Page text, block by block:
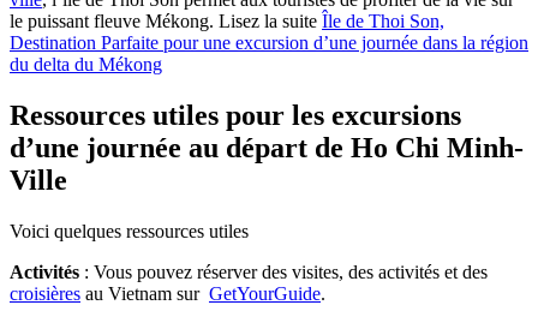
le puissant fleuve Mékong. Lisez la suite Île de Thoi Son,
Destination Parfaite pour une excursion d’une journée dans la région
du delta du Mékong
Ressources utiles pour les excursions
d’une journée au départ de Ho Chi Minh-
Ville
Voici quelques ressources utiles
Activités : Vous pouvez réserver des visites, des activités et des
croisières au Vietnam sur GetYourGuide.